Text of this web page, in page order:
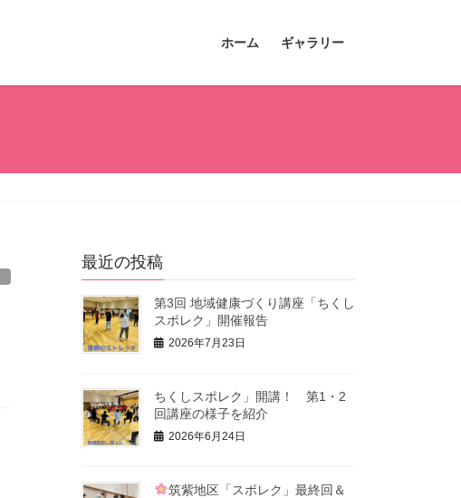
ホーム ギャラリー
最近の投稿
第3回 地域健康づくり講座「ちくし
スポレク」開催報告
2026年7月23日
ちくしスポレク」開講！ 第1・2
回講座の様子を紹介
2026年6月24日
筑紫地区「スポレク」最終回＆